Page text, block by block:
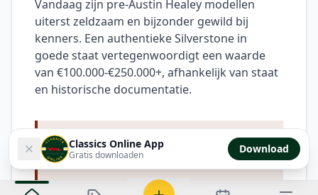
Classics Online App
Gratis downloaden Download
Vandaag zijn pre-Austin Healey modellen
uiterst zeldzaam en bijzonder gewild bij
kenners. Een authentieke Silverstone in
goede staat vertegenwoordigt een waarde
van €100.000-€250.000+, afhankelijk van staat
en historische documentatie.
Alle Austin-Healey